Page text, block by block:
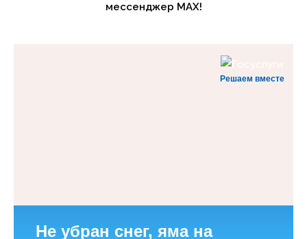
мессенджер MAX!
Решаем вместе
Не убран снег, яма на